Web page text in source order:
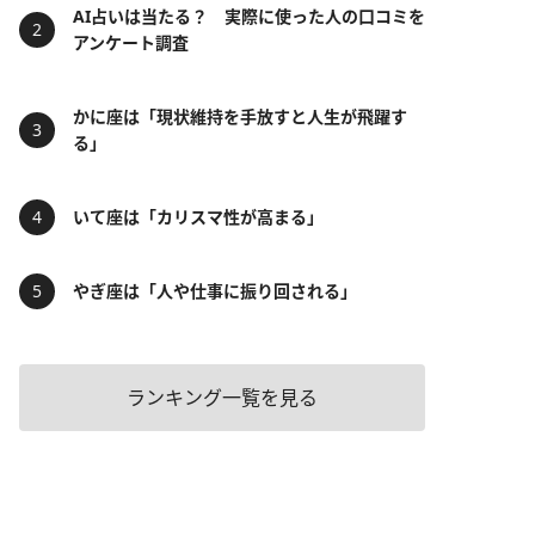
AI占いは当たる？ 実際に使った人の口コミを
アンケート調査
かに座は「現状維持を手放すと人生が飛躍す
る」
いて座は「カリスマ性が高まる」
やぎ座は「人や仕事に振り回される」
ランキング一覧を見る